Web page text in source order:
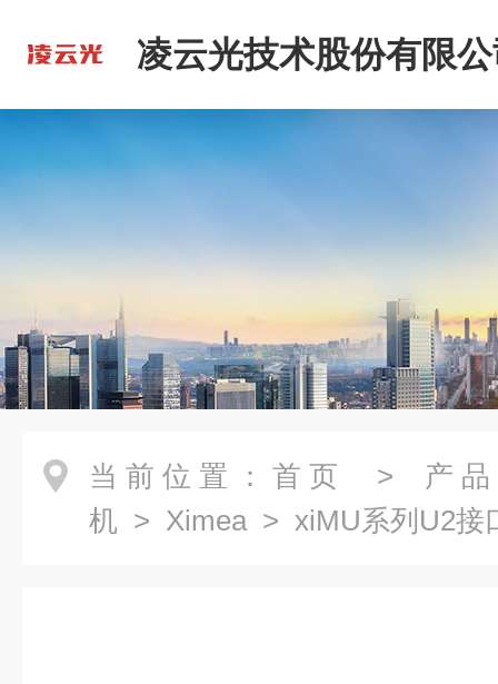
凌云光技术股份有限
当前位置： 首页 > 产
机 > Ximea> xiMU系列U2接